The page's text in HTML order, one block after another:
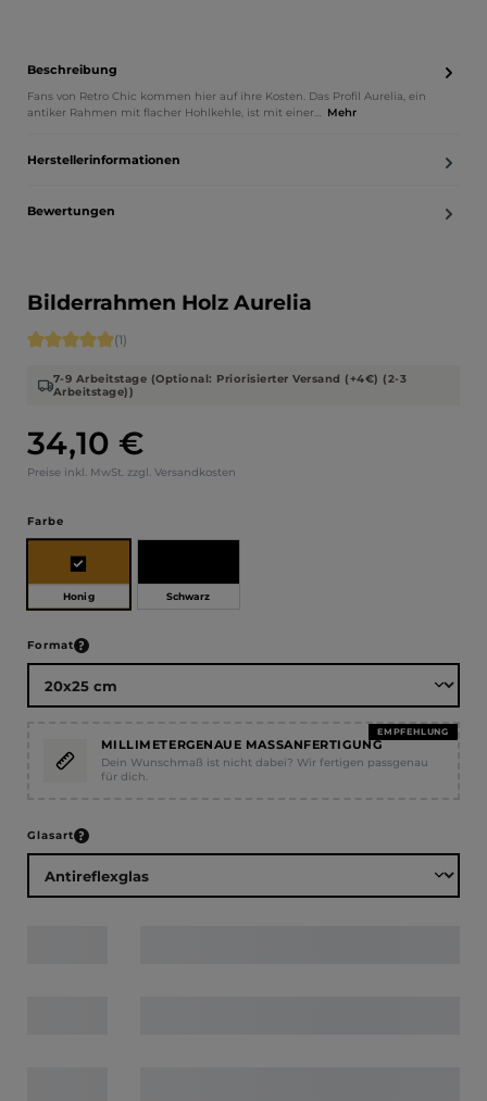
Beschreibung
Fans von Retro Chic kommen hier auf ihre Kosten. Das Profil Aurelia, ein
antiker Rahmen mit flacher Hohlkehle, ist mit einer… Mehr
Herstellerinformationen
Bewertungen
Bilderrahmen Holz Aurelia
Regulärer Preis:
34,10 €
Preise inkl. MwSt. zzgl. Versandkosten
Durchschnittliche Bewertung von 5 von 5 Sternen
(1)
7-9 Arbeitstage (Optional: Priorisierter Versand (+4€) (2-3
Arbeitstage))
Farbeauswählen
Honig Schwarz
Formatauswählen
EMPFEHLUNG
MILLIMETERGENAUE MASSANFERTIGUNG
Dein Wunschmaß ist nicht dabei? Wir fertigen passgenau
für dich.
Glasartauswählen